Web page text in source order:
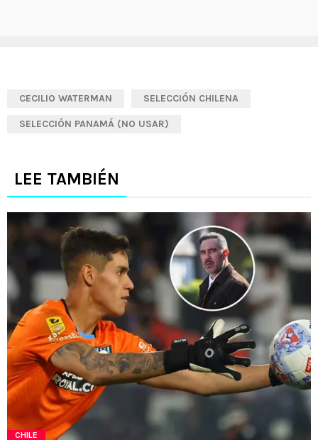
CECILIO WATERMAN SELECCIÓN CHILENA
SELECCIÓN PANAMÁ (NO USAR)
LEE TAMBIÉN
CHILE